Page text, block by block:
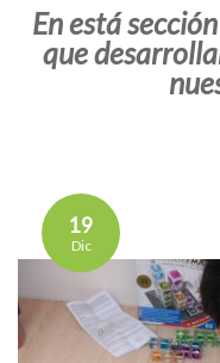
En está
que
19
Dic